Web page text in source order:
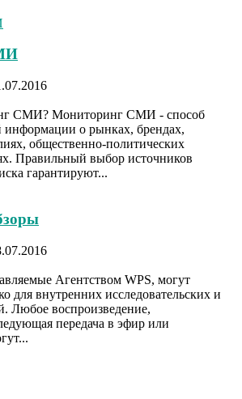
СМИ? Мониторинг СМИ - способ
информации о рынках, брендах,
общественно-политических
Правильный выбор источников
гарантируют...
Агентством WPS, могут
для внутренних исследовательских и
Любое воспроизведение,
передача в эфир или